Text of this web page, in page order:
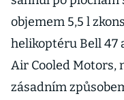
objemem 5,5 l
helikoptéru Bell 47
Air Cooled Motors,
zásadním